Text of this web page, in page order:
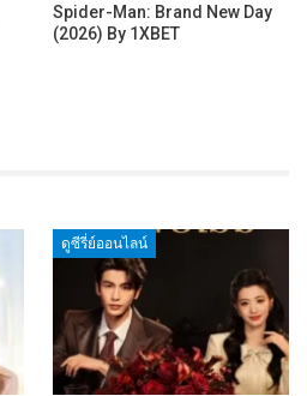
Spider-Man: Brand New Day
(2026) By 1XBET
ดูซีรี่ย์ออนไลน์